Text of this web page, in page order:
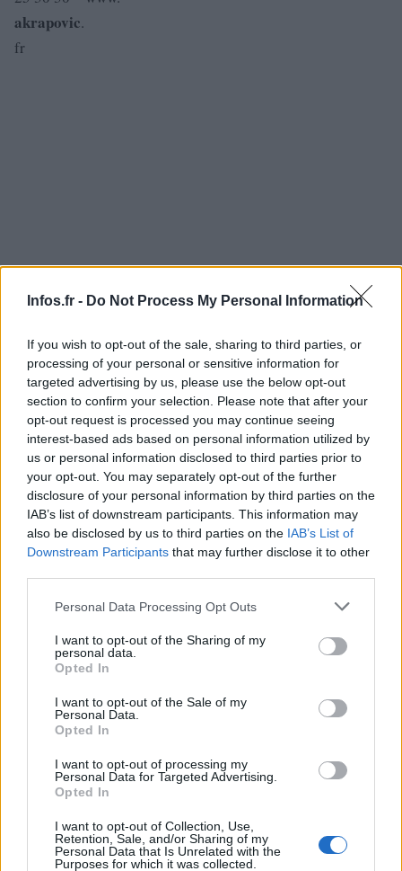
Infos.fr - Do Not Process My Personal Information
If you wish to opt-out of the sale, sharing to third parties, or
processing of your personal or sensitive information for
targeted advertising by us, please use the below opt-out
section to confirm your selection. Please note that after your
opt-out request is processed you may continue seeing
interest-based ads based on personal information utilized by
us or personal information disclosed to third parties prior to
your opt-out. You may separately opt-out of the further
disclosure of your personal information by third parties on the
IAB’s list of downstream participants. This information may
also be disclosed by us to third parties on the IAB’s List of
Downstream Participants that may further disclose it to other
Please note that this website/app uses one or more Google
not limited to your visit or usage behaviour. You may click to
grant or deny consent to Google and its third-party tags to
use your data for below specified purposes in below Google
consent section.
Personal Data Processing Opt Outs
I want to opt-out of the Sharing of my
personal data.
Opted In
I want to opt-out of the Sale of my
Personal Data.
Opted In
I want to opt-out of processing my
Personal Data for Targeted Advertising.
Opted In
I want to opt-out of Collection, Use,
Retention, Sale, and/or Sharing of my
Personal Data that Is Unrelated with the
Purposes for which it was collected.
akrapovic.
fr
AUTEUR
Infos.fr Unit